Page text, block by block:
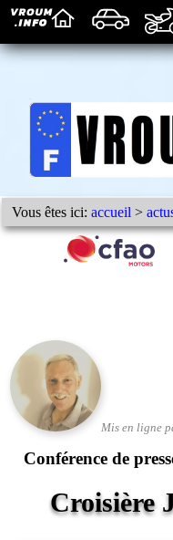
Vous êtes ici:accueil >
Mis en ligne
Conférence de
Croisière